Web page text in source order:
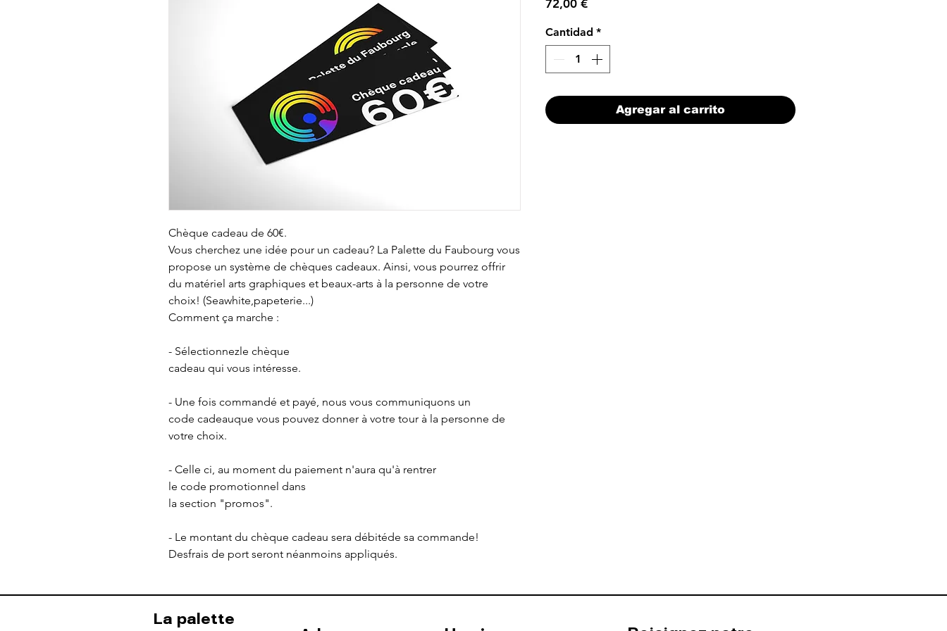
Chèque cadeau de 60€.
Vous cherchez une idée pour un cadeau? La Palette du Faubourg vous
propose un système de chèques cadeaux. Ainsi, vous pourrez offrir
du matériel arts graphiques et beaux-arts à la personne de votre
choix! (Seawhite,papeterie...)
Comment ça marche :
- Sélectionnezle chèque
cadeau qui vous intéresse.
- Une fois commandé et payé, nous vous communiquons un
code cadeauque vous pouvez donner à votre tour à la personne de
votre choix.
- Celle ci, au moment du paiement n'aura qu'à rentrer
le code promotionnel dans
la section "promos".
- Le montant du chèque cadeau sera débitéde sa commande!
Desfrais de port seront néanmoins appliqués.
72,00 €Precio
Cantidad *
Agregar al carrito
La palette